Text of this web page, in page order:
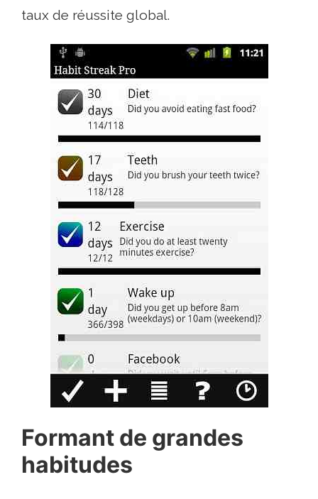
taux de réussite global.
Formant de grandes
habitudes